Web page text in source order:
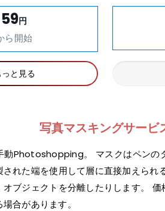
59円
ら開始
っと見る
写真マスキングサービ
動Photoshopping。 マスクはペンの
された端を使用して層に直接加えられ
オブジェクトを分離したりします。
合があります。